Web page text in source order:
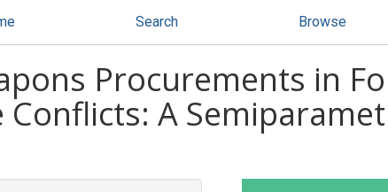
Search Browse
Procurements in
A